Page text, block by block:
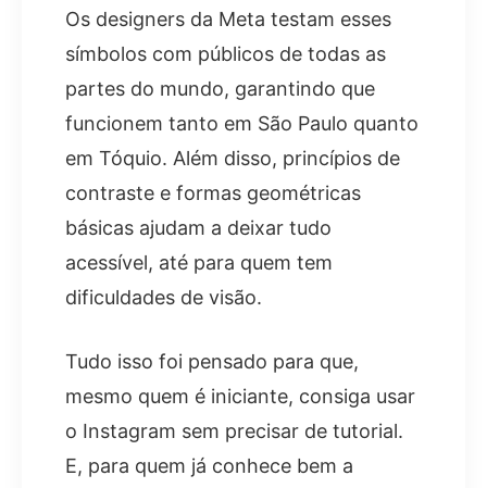
Os designers da Meta testam esses
símbolos com públicos de todas as
partes do mundo, garantindo que
funcionem tanto em São Paulo quanto
em Tóquio. Além disso, princípios de
contraste e formas geométricas
básicas ajudam a deixar tudo
acessível, até para quem tem
dificuldades de visão.
Tudo isso foi pensado para que,
mesmo quem é iniciante, consiga usar
o Instagram sem precisar de tutorial.
E, para quem já conhece bem a